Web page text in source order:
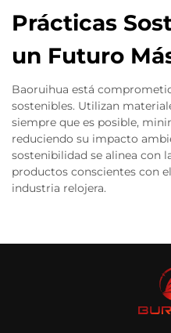
Prácticas
un Futuro
Baoruihua está
sostenibles. Utilizan
siempre que es posible,
reduciendo su impacto
sostenibilidad se alinea con
productos conscientes con
industria relojera.